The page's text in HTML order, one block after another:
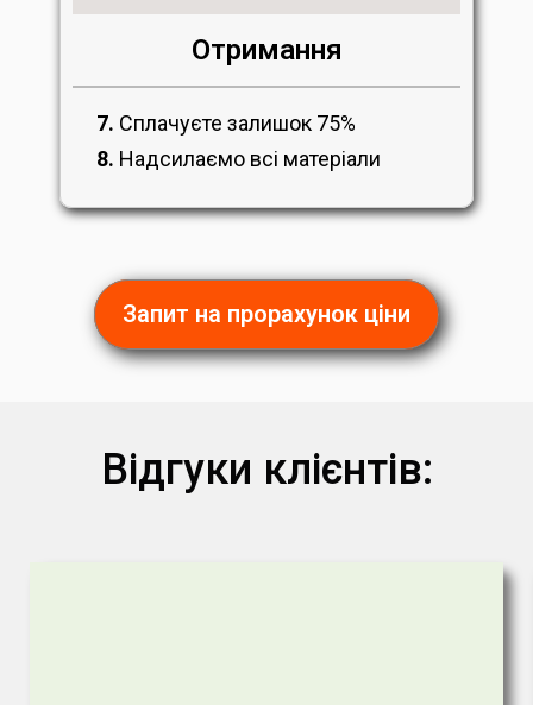
Отримання
7. Сплачуєте залишок 75%
8. Надсилаємо всі матеріали
Запит на прорахунок ціни
Відгуки клієнтів: